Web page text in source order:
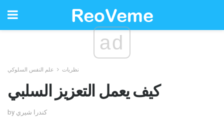
ad
نظريات علم النفس السلوكي
كيف يعمل التعزيز السلبي
by كندرا شيري